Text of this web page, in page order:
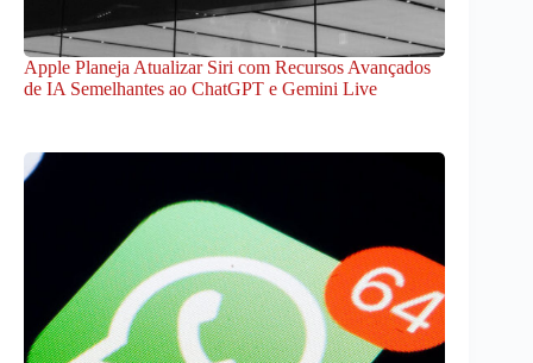
Apple Planeja Atualizar Siri com Recursos Avançados
de IA Semelhantes ao ChatGPT e Gemini Live